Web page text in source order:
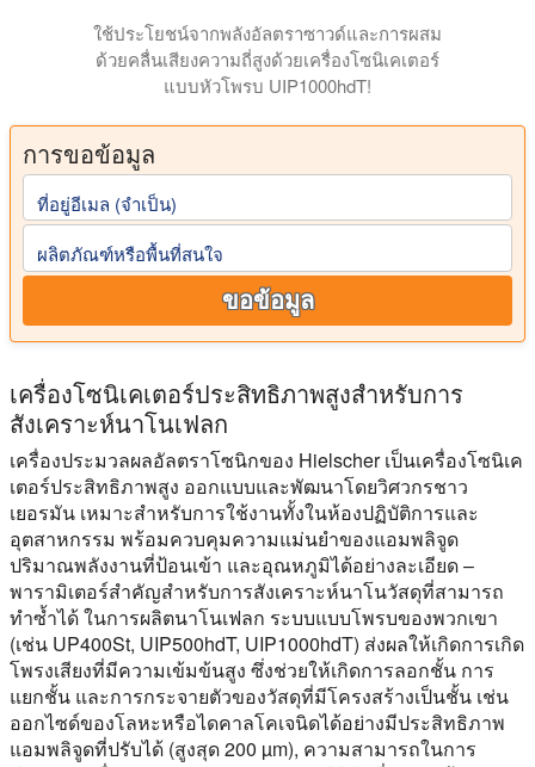
ใช้ประโยชน์จากพลังอัลตราซาวด์และการผสม
ด้วยคลื่นเสียงความถี่สูงด้วยเครื่องโซนิเคเตอร์
แบบหัวโพรบ UIP1000hdT!
การขอข้อมูล
ที่อยู่อีเมล (จําเป็น)
ผลิตภัณฑ์หรือพื้นที่สนใจ
ขอข้อมูล
เครื่องโซนิเคเตอร์ประสิทธิภาพสูงสำหรับการ
สังเคราะห์นาโนเฟลก
เครื่องประมวลผลอัลตราโซนิกของ Hielscher เป็นเครื่องโซนิเค
เตอร์ประสิทธิภาพสูง ออกแบบและพัฒนาโดยวิศวกรชาว
เยอรมัน เหมาะสำหรับการใช้งานทั้งในห้องปฏิบัติการและ
อุตสาหกรรม พร้อมควบคุมความแม่นยำของแอมพลิจูด
ปริมาณพลังงานที่ป้อนเข้า และอุณหภูมิได้อย่างละเอียด –
พารามิเตอร์สำคัญสำหรับการสังเคราะห์นาโนวัสดุที่สามารถ
ทำซ้ำได้ ในการผลิตนาโนเฟลก ระบบแบบโพรบของพวกเขา
(เช่น UP400St, UIP500hdT, UIP1000hdT) ส่งผลให้เกิดการเกิด
โพรงเสียงที่มีความเข้มข้นสูง ซึ่งช่วยให้เกิดการลอกชั้น การ
แยกชั้น และการกระจายตัวของวัสดุที่มีโครงสร้างเป็นชั้น เช่น
ออกไซด์ของโลหะหรือไดคาลโคเจนิดได้อย่างมีประสิทธิภาพ
แอมพลิจูดที่ปรับได้ (สูงสุด 200 µm), ความสามารถในการ